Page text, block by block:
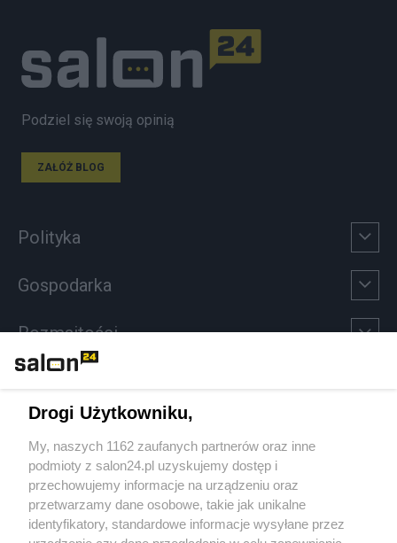
Podziel się swoją opinią
ZAŁÓŻ BLOG
Polityka
Gospodarka
Rozmaitości
Sport
Społeczeństwo
Kultura
Drogi Użytkowniku,
My, naszych 1162 zaufanych partnerów oraz inne
podmioty z salon24.pl uzyskujemy dostęp i
przechowujemy informacje na urządzeniu oraz
przetwarzamy dane osobowe, takie jak unikalne
identyfikatory, standardowe informacje wysyłane przez